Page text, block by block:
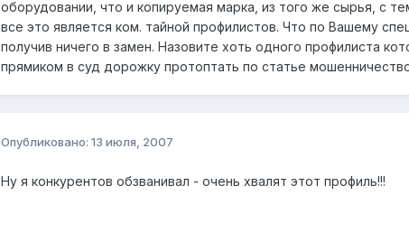
оборудовании, что и копируемая марка, из того же сырья, с
все это является ком. тайной профилистов. Что по Вашему
получив ничего в замен. Назовите хоть одного профилиста
прямиком в суд дорожку протоптать по статье
Опубликовано: 13 июля, 2007
Ну я конкурентов обзванивал - очень хвалят этот профиль!!!